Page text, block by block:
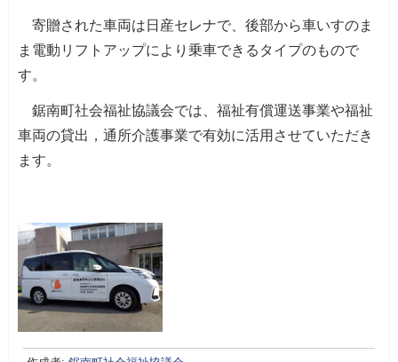
寄贈された車両は日産セレナで、後部から車いすのま
ま電動リフトアップにより乗車できるタイプのもので
す。
鋸南町社会福祉協議会では、福祉有償運送事業や福祉
車両の貸出，通所介護事業で有効に活用させていただき
ます。